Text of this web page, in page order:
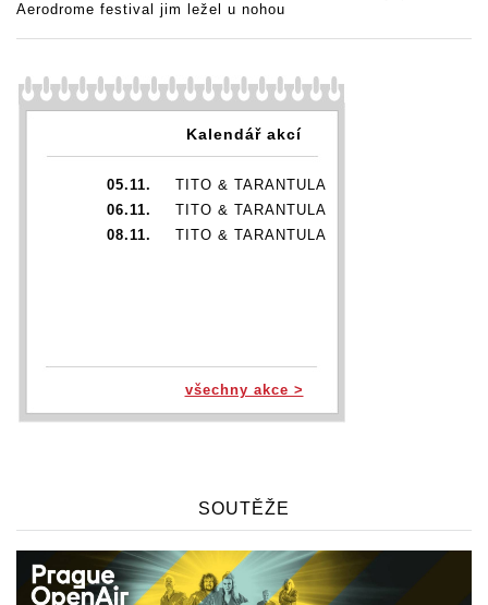
Aerodrome festival jim ležel u nohou
Kalendář akcí
05.11.
TITO & TARANTULA
06.11.
TITO & TARANTULA
08.11.
TITO & TARANTULA
všechny akce >
SOUTĚŽE